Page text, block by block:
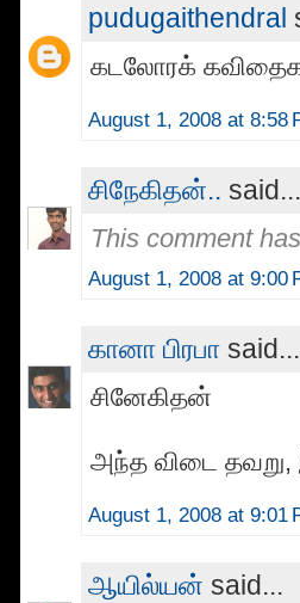
pudugaithendral
கடலோரக்
August 1, 2008 at 8:58
சிநேகிதன்.. said...
This comment
August 1, 2008 at 9:00
கானா பிரபா said...
சினேகிதன்
அந்த விடை
August 1, 2008 at 9:01
ஆயில்யன் said...